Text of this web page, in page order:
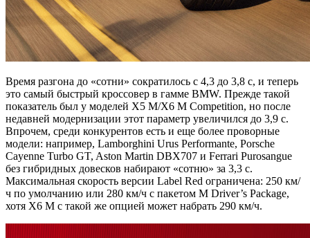
Время разгона до «сотни» сократилось с 4,3 до 3,8 с, и теперь
это самый быстрый кроссовер в гамме BMW. Прежде такой
показатель был у моделей X5 M/X6 M Competition, но после
недавней модернизации этот параметр увеличился до 3,9 с.
Впрочем, среди конкурентов есть и еще более проворные
модели: например, Lamborghini Urus Performante, Porsche
Cayenne Turbo GT, Aston Martin DBX707 и Ferrari Purosangue
без гибридных довесков набирают «сотню» за 3,3 с.
Максимальная скорость версии Label Red ограничена: 250 км/
ч по умолчанию или 280 км/ч с пакетом M Driver’s Package,
хотя X6 M с такой же опцией может набрать 290 км/ч.